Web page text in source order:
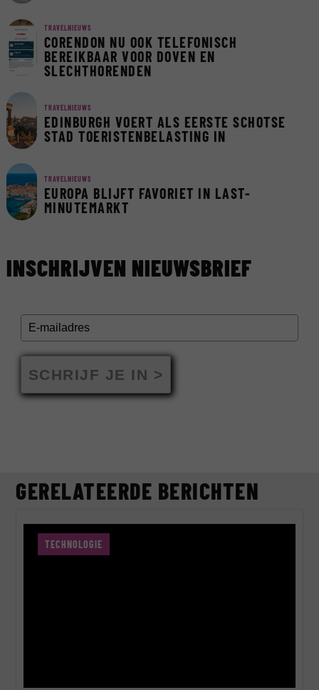
TRAVELNIEUWS
CORENDON NU OOK TELEFONISCH
BEREIKBAAR VOOR DOVEN EN
SLECHTHORENDEN
TRAVELNIEUWS
EDINBURGH VOERT ALS EERSTE SCHOTSE
STAD TOERISTENBELASTING IN
TRAVELNIEUWS
EUROPA BLIJFT FAVORIET IN LAST-
MINUTEMARKT
INSCHRIJVEN NIEUWSBRIEF
SCHRIJF JE IN >
GERELATEERDE BERICHTEN
TECHNOLOGIE